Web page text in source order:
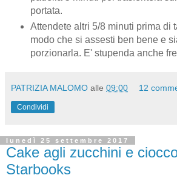
portata.
Attendete altri 5/8 minuti prima di
modo che si assesti ben bene e
porzionarla. E' stupenda anche
PATRIZIA MALOMO alle 09:00 12
Condividi
lunedì 25 settembre 2017
Cake agli zucchini e
Starbooks